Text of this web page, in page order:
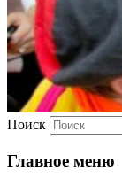
Поиск
Главное меню